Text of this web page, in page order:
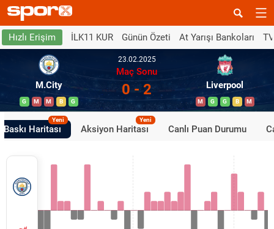
Hızlı Erişim İLK11 KUR Günün Özeti At Yarışı Bankoları
M.City
G M M B G
23.02.2025
Maç Sonu
0 - 2 Liverpool
M G G B M
Baskı Haritası
Yeni
Aksiyon Haritası
Yeni
Canlı Puan Durumu